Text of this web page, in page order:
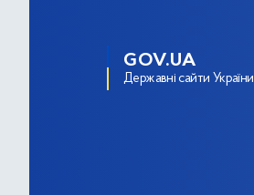
GOV.UA
Державні сайти України